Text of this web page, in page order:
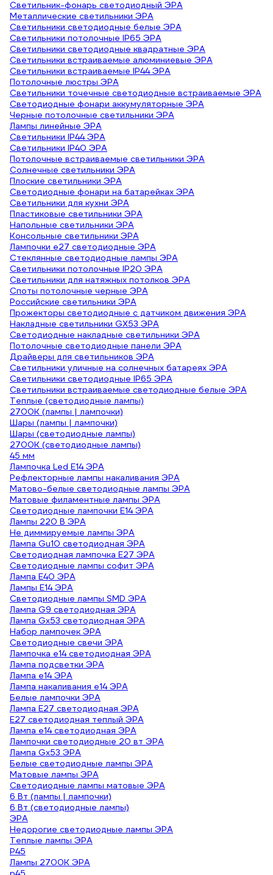
Светильник-фонарь светодиодный ЭРА
Металлические светильники ЭРА
Светильники светодиодные белые ЭРА
Светильники потолочные IP65 ЭРА
Светильники светодиодные квадратные ЭРА
Светильники встраиваемые алюминиевые ЭРА
Светильники встраиваемые IP44 ЭРА
Потолочные люстры ЭРА
Светильники точечные светодиодные встраиваемые ЭРА
Светодиодные фонари аккумуляторные ЭРА
Черные потолочные светильники ЭРА
Лампы линейные ЭРА
Светильники IP44 ЭРА
Светильники IP40 ЭРА
Потолочные встраиваемые светильники ЭРА
Солнечные светильники ЭРА
Плоские светильники ЭРА
Светодиодные фонари на батарейках ЭРА
Светильники для кухни ЭРА
Пластиковые светильники ЭРА
Напольные светильники ЭРА
Консольные светильники ЭРА
Лампочки е27 светодиодные ЭРА
Стеклянные светодиодные лампы ЭРА
Светильники потолочные IP20 ЭРА
Светильники для натяжных потолков ЭРА
Споты потолочные черные ЭРА
Российские светильники ЭРА
Прожекторы светодиодные с датчиком движения ЭРА
Накладные светильники GX53 ЭРА
Светодиодные накладные светильники ЭРА
Потолочные светодиодные панели ЭРА
Драйверы для светильников ЭРА
Светильники уличные на солнечных батареях ЭРА
Светильники светодиодные IP65 ЭРА
Светильники встраиваемые светодиодные белые ЭРА
Теплые (светодиодные лампы)
2700К (лампы | лампочки)
Шары (лампы | лампочки)
Шары (светодиодные лампы)
2700К (светодиодные лампы)
45 мм
Лампочка Led E14 ЭРА
Рефлекторные лампы накаливания ЭРА
Матово-белые светодиодные лампы ЭРА
Матовые филаментные лампы ЭРА
Светодиодные лампочки E14 ЭРА
Лампы 220 В ЭРА
Не диммируемые лампы ЭРА
Лампа Gu10 светодиодная ЭРА
Светодиодная лампочка E27 ЭРА
Светодиодные лампы софит ЭРА
Лампа E40 ЭРА
Лампы E14 ЭРА
Светодиодные лампы SMD ЭРА
Лампа G9 светодиодная ЭРА
Лампа Gx53 светодиодная ЭРА
Набор лампочек ЭРА
Светодиодные свечи ЭРА
Лампочка е14 светодиодная ЭРА
Лампа подсветки ЭРА
Лампа е14 ЭРА
Лампа накаливания е14 ЭРА
Белые лампочки ЭРА
Лампа E27 светодиодная ЭРА
E27 светодиодная теплый ЭРА
Лампа е14 светодиодная ЭРА
Лампочки светодиодные 20 вт ЭРА
Лампа Gx53 ЭРА
Белые светодиодные лампы ЭРА
Матовые лампы ЭРА
Светодиодные лампы матовые ЭРА
6 Вт (лампы | лампочки)
6 Вт (светодиодные лампы)
ЭРА
Недорогие светодиодные лампы ЭРА
Теплые лампы ЭРА
P45
Лампы 2700К ЭРА